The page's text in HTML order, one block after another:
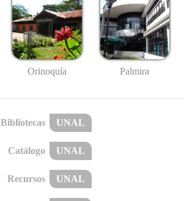
Orinoquía Palmira
Bibliotecas UNAL
Catálogo UNAL
Recursos UNAL